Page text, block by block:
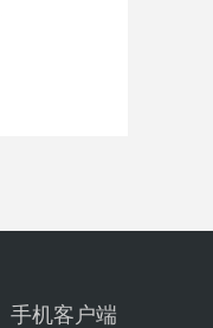
手机客户端